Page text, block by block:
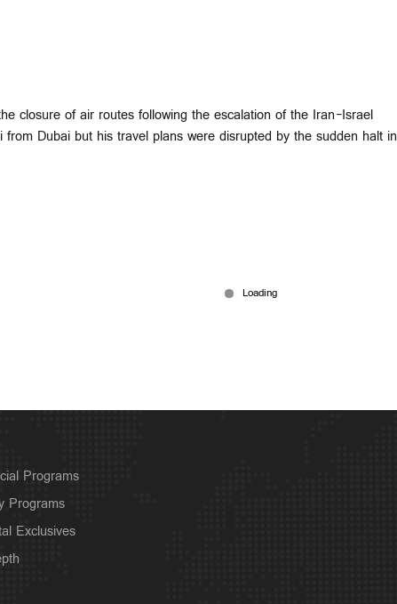
closure of air routes following the escalation of the Iran-Israel
Dubai but his travel plans were disrupted by the sudden halt in
Programs
Programs
Exclusives